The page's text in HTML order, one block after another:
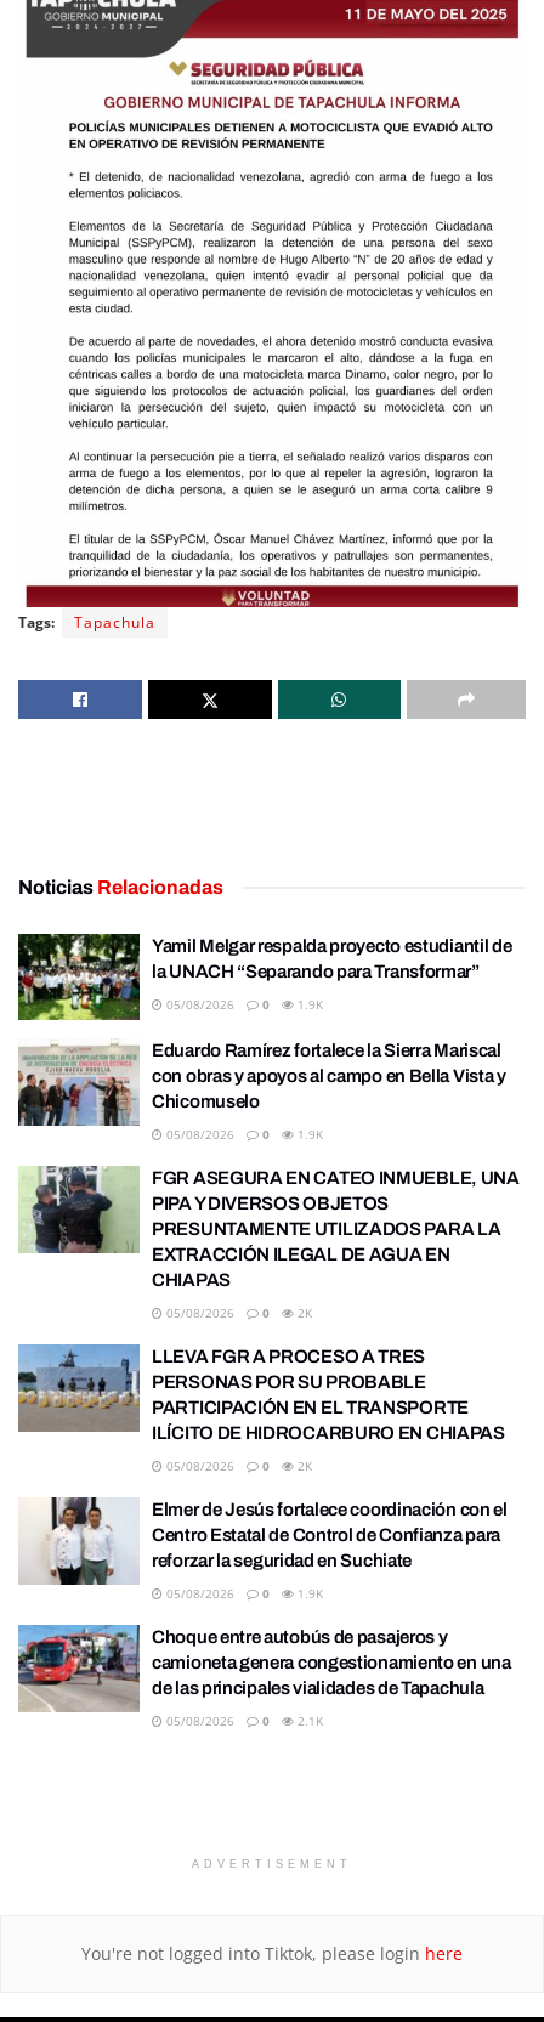
Tags: Tapachula
Noticias Relacionadas
Yamil Melgar respalda proyecto estudiantil de
la UNACH “Separando para Transformar”
05/08/2026 0 1.9K
Eduardo Ramírez fortalece la Sierra Mariscal
con obras y apoyos al campo en Bella Vista y
Chicomuselo
05/08/2026 0 1.9K
FGR ASEGURA EN CATEO INMUEBLE, UNA
PIPA Y DIVERSOS OBJETOS
PRESUNTAMENTE UTILIZADOS PARA LA
EXTRACCIÓN ILEGAL DE AGUA EN
CHIAPAS
05/08/2026 0 2K
LLEVA FGR A PROCESO A TRES
PERSONAS POR SU PROBABLE
PARTICIPACIÓN EN EL TRANSPORTE
ILÍCITO DE HIDROCARBURO EN CHIAPAS
05/08/2026 0 2K
Elmer de Jesús fortalece coordinación con el
Centro Estatal de Control de Confianza para
reforzar la seguridad en Suchiate
05/08/2026 0 1.9K
Choque entre autobús de pasajeros y
camioneta genera congestionamiento en una
de las principales vialidades de Tapachula
05/08/2026 0 2.1K
ADVERTISEMENT
You're not logged into Tiktok, please login here